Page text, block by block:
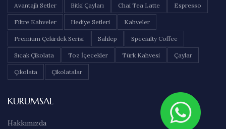
Avantajlı Setler Bitki Çayları Chai Tea Latte Espresso
Filtre Kahveler Hediye Setleri Kahveler
Premium Çekirdek Serisi Sahlep Specialty Coffee
Sıcak Çikolata Toz İçecekler Türk Kahvesi Çaylar
Çikolata Çikolatalar
KURUMSAL
Hakkımızda